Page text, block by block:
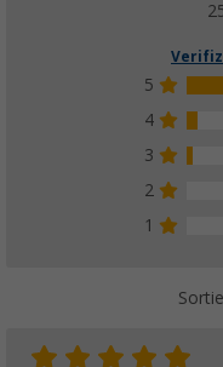
5
4
3
2
1